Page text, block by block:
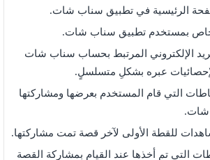
الرئيسية في تطبيق سناب شات.
بمستخدم تطبيق سناب شات.
الإلكتروني المرتبط بحساب سناب شات
عبره بشكلِ متسلسلٍ.
التي قام المستخدم بعرضها ومشاركتها
شات.
للقطة الأولى لآخر قصة تمت مشاركتها.
التي تم أخذها عند القيام بمشاركة القصة